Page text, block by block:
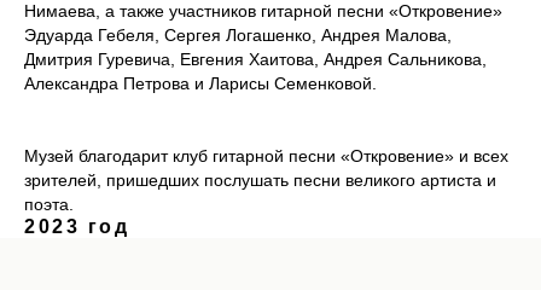
Нимаева, а также участников гитарной песни «Откровение»
Эдуарда Гебеля, Сергея Логашенко, Андрея Малова,
Дмитрия Гуревича, Евгения Хаитова, Андрея Сальникова,
Александра Петрова и Ларисы Семенковой.
Музей благодарит клуб гитарной песни «Откровение» и всех
зрителей, пришедших послушать песни великого артиста и
поэта.
2023 год